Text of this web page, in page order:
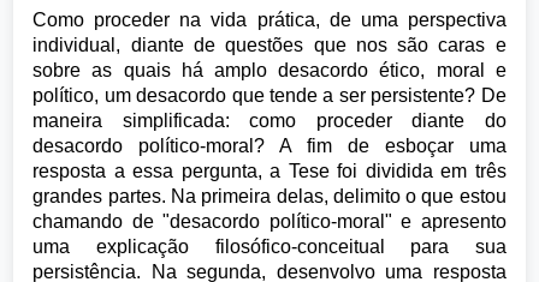
Como proceder na vida prática, de uma perspectiva
individual, diante de questões que nos são caras e
sobre as quais há amplo desacordo ético, moral e
político, um desacordo que tende a ser persistente? De
maneira simplificada: como proceder diante do
desacordo político-moral? A fim de esboçar uma
resposta a essa pergunta, a Tese foi dividida em três
grandes partes. Na primeira delas, delimito o que estou
chamando de "desacordo político-moral" e apresento
uma explicação filosófico-conceitual para sua
persistência. Na segunda, desenvolvo uma resposta